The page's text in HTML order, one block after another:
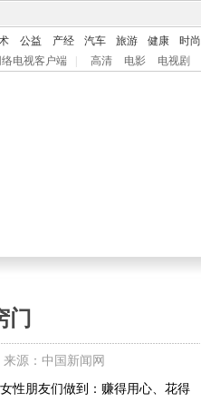
公益 产经 汽车 旅游 健康 时尚
络电视客户端 高清 电影 电视剧
门
源：中国新闻网
性朋友们做到：赚得用心、花得